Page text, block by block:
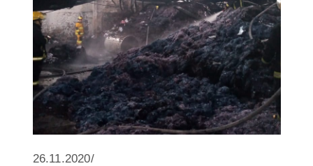
26.11.2020/